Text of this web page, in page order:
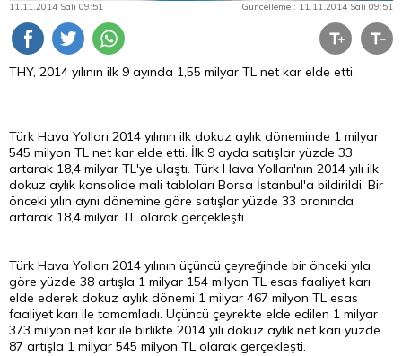
11.11.2014 Salı 09:51 Güncelleme : 11.11.2014 Salı 09:51
THY, 2014 yılının ilk 9 ayında 1,55 milyar TL net kar elde etti.
Türk Hava Yolları 2014 yılının ilk dokuz aylık döneminde 1 milyar
545 milyon TL net kar elde etti. İlk 9 ayda satışlar yüzde 33
artarak 18,4 milyar TL'ye ulaştı. Türk Hava Yolları'nın 2014 yılı ilk
dokuz aylık konsolide mali tabloları Borsa İstanbul'a bildirildi. Bir
önceki yılın aynı dönemine göre satışlar yüzde 33 oranında
artarak 18,4 milyar TL olarak gerçekleşti.
Türk Hava Yolları 2014 yılının üçüncü çeyreğinde bir önceki yıla
göre yüzde 38 artışla 1 milyar 154 milyon TL esas faaliyet karı
elde ederek dokuz aylık dönemi 1 milyar 467 milyon TL esas
faaliyet karı ile tamamladı. Üçüncü çeyrekte elde edilen 1 milyar
373 milyon net kar ile birlikte 2014 yılı dokuz aylık net karı yüzde
87 artışla 1 milyar 545 milyon TL olarak gerçekleşti.